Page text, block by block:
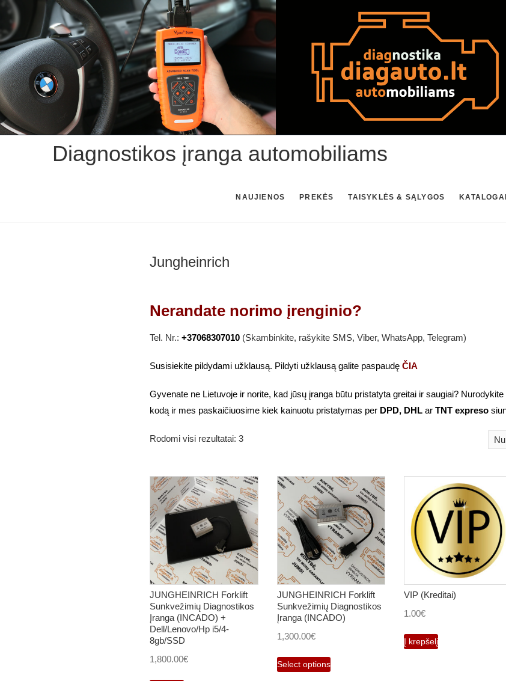
Skip
content
Diagnostikos įranga automobiliams
NAUJIENOS PREKĖS TAISYKLĖS & SĄLYGOS KATALOGAI
Jungheinrich
Nerandate norimo įrenginio?
Tel. Nr.: +37068307010 (Skambinkite, rašykite SMS, Viber, WhatsApp, Telegram)
Susisiekite pildydami užklausą. Pildyti užklausą galite paspaudę ČIA
Gyvenate ne Lietuvoje ir norite, kad jūsų įranga būtu pristatyta greitai ir saugiai?
kodą ir mes paskaičiuosime kiek kainuotu pristatymas per DPD, DHL ar TNT expreso
Rodomi visi rezultatai: 3
JUNGHEINRICH Forklift
Sunkvežimių Diagnostikos
Įranga (INCADO) +
Dell/Lenovo/Hp i5/4-
8gb/SSD
1,800.00€
JUNGHEINRICH Forklift
Sunkvežimių Diagnostikos
Įranga (INCADO)
1,300.00€
Select options
VIP (Kreditai)
1.00€
Į krepšelį